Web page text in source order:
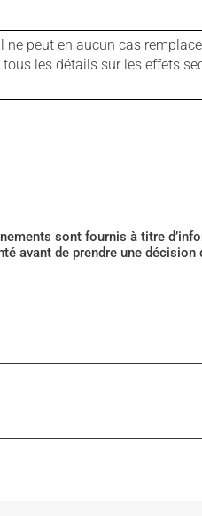
peut en aucun cas
les détails sur les effets
sont fournis à titre
avant de prendre une